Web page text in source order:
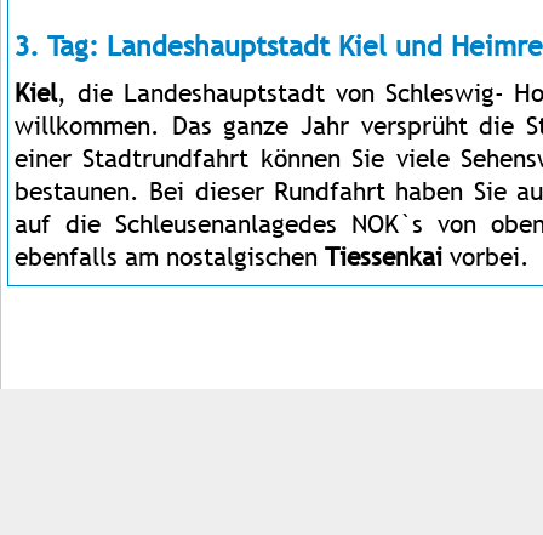
3. Tag: Landeshauptstadt Kiel und
Kiel, die Landeshauptstadt von Schleswig-
willkommen. Das ganze Jahr versprüht die
einer Stadtrundfahrt können Sie viele
bestaunen. Bei dieser Rundfahrt haben Sie
auf die Schleusenanlagedes NOK`s von
ebenfalls am nostalgischen Tiessenkai vorbei.